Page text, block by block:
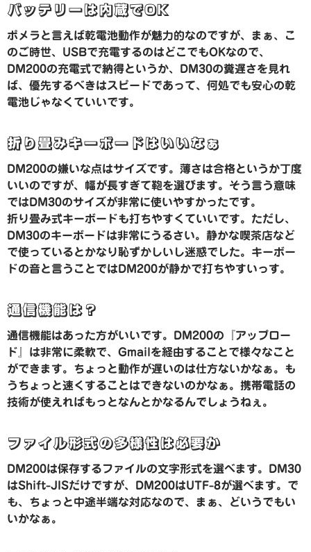
バッテリーは内蔵でOK
ポメラと言えば乾電池動作が魅力的なのですが、まぁ、こ
のご時世、USBで充電するのはどこでもOKなので、
DM200の充電式で納得というか、DM30の糞遅さを見れ
ば、優先するべきはスピードであって、何処でも安心の乾
電池じゃなくていいです。
折り畳みキーボードはいいなぁ
DM200の嫌いな点はサイズです。薄さは合格というか丁度
いいのですが、幅が長すぎて鞄を選びます。そう言う意味
ではDM30のサイズが非常に使いやすかったです。
折り畳み式キーボードも打ちやすくていいです。ただし、
DM30のキーボードは非常にうるさい。静かな喫茶店など
で使っているとかなり恥ずかしいし迷惑でした。キーボー
ドの音と言うことではDM200が静かで打ちやすいっす。
通信機能は？
通信機能はあった方がいいです。DM200の『アップロー
ド』は非常に柔軟で、Gmailを経由することで様々なこと
ができます。ちょっと動作が遅いのは仕方ないかなぁ。も
うちょっと速くすることはできないのかなぁ。携帯電話の
技術が使えればもっとなんとかなるんでしょうねぇ。
ファイル形式の多様性は必要か
DM200は保存するファイルの文字形式を選べます。DM30
はShift-JISだけですが、DM200はUTF-8が選べます。で
も、ちょっと中途半端な対応なので、まぁ、どいうでもい
いかなぁ。